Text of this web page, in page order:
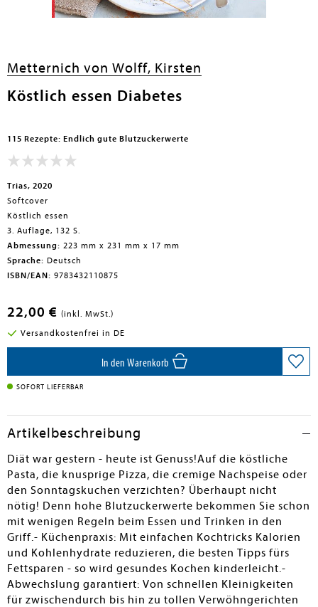
Metternich von Wolff, Kirsten
Köstlich essen Diabetes
115 Rezepte: Endlich gute Blutzuckerwerte
Trias, 2020
Softcover
Köstlich essen
3. Auflage, 132 S.
Abmessung: 223 mm x 231 mm x 17 mm
Sprache: Deutsch
ISBN/EAN: 9783432110875
22,00 € (inkl. MwSt.)
Versandkostenfrei in DE
In den Warenkorb
SOFORT LIEFERBAR
Artikelbeschreibung
Diät war gestern - heute ist Genuss!Auf die köstliche
Pasta, die knusprige Pizza, die cremige Nachspeise oder
den Sonntagskuchen verzichten? Überhaupt nicht
nötig! Denn hohe Blutzuckerwerte bekommen Sie schon
mit wenigen Regeln beim Essen und Trinken in den
Griff.- Küchenpraxis: Mit einfachen Kochtricks Kalorien
und Kohlenhydrate reduzieren, die besten Tipps fürs
Fettsparen - so wird gesundes Kochen kinderleicht.-
Abwechslung garantiert: Von schnellen Kleinigkeiten
für zwischendurch bis hin zu tollen Verwöhngerichten